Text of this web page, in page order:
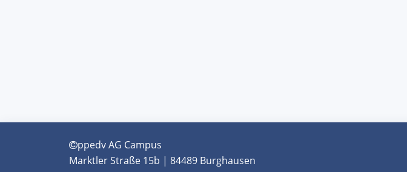
ppedv AG Campus
Marktler Straße 15b | 84489 Burghausen